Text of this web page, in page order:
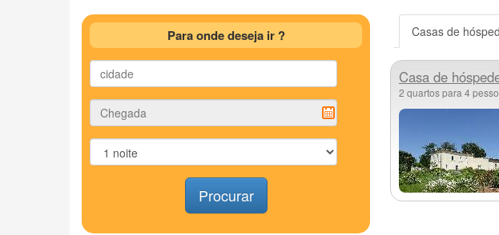
Para onde deseja ir ?
Procurar
Casas de
Casa de
2 quartos para 4